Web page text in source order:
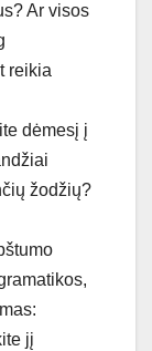
Ar visos
reikia
dėmesį į
žodžių?
jį